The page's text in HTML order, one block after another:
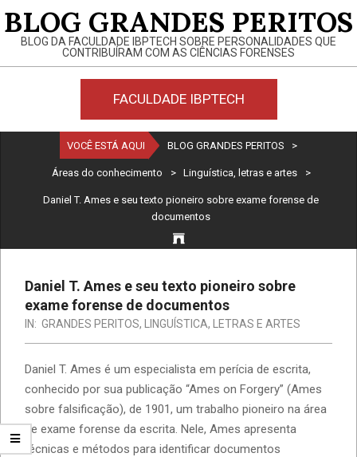
to
content
BLOG GRANDES PERITOS
BLOG DA FACULDADE IBPTECH SOBRE PERSONALIDADES QUE
CONTRIBUÍRAM COM AS CIÊNCIAS FORENSES
FACULDADE IBPTECH
VOCÊ ESTÁ AQUI BLOG GRANDES PERITOS >
Áreas do conhecimento > Linguística, letras e artes >
Daniel T. Ames e seu texto pioneiro sobre exame forense de
documentos
Daniel T. Ames e seu texto pioneiro sobre
exame forense de documentos
IN: GRANDES PERITOS, LINGUÍSTICA, LETRAS E ARTES
Daniel T. Ames é um especialista em perícia de escrita,
conhecido por sua publicação “Ames on Forgery” (Ames
sobre falsificação), de 1901, um trabalho pioneiro na área
de exame forense da escrita. Nele, Ames apresenta
técnicas e métodos para identificar documentos